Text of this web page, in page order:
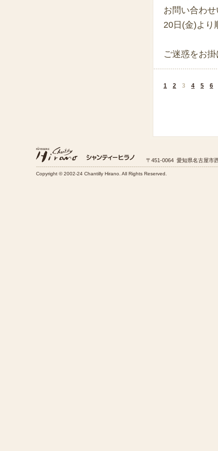
お問い合わ
20日(金)より
ご迷惑をお
1 2 3 4 5 6
〒451-0064 愛知県名古屋市
Copyright © 2002-24 Chantilly Hirano. All Rights Reserved.